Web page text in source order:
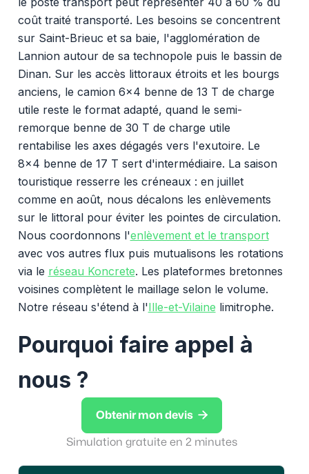
coût traité transporté. Les besoins se concentrent
sur Saint-Brieuc et sa baie, l'agglomération de
Lannion autour de sa technopole puis le bassin de
Dinan. Sur les accès littoraux étroits et les bourgs
anciens, le camion 6x4 benne de 13 T de charge
utile reste le format adapté, quand le semi-
remorque benne de 30 T de charge utile
rentabilise les axes dégagés vers l'exutoire. Le
8x4 benne de 17 T sert d'intermédiaire. La saison
touristique resserre les créneaux : en juillet
comme en août, nous décalons les enlèvements
sur le littoral pour éviter les pointes de circulation.
Nous coordonnons l'enlèvement et le transport
avec vos autres flux puis mutualisons les rotations
via le réseau Koncrete. Les plateformes bretonnes
voisines complètent le maillage selon le volume.
Notre réseau s'étend à l'Ille-et-Vilaine limitrophe.
Pourquoi faire appel à
nous ?
Obtenir mon devis 
Simulation gratuite en 2 minutes